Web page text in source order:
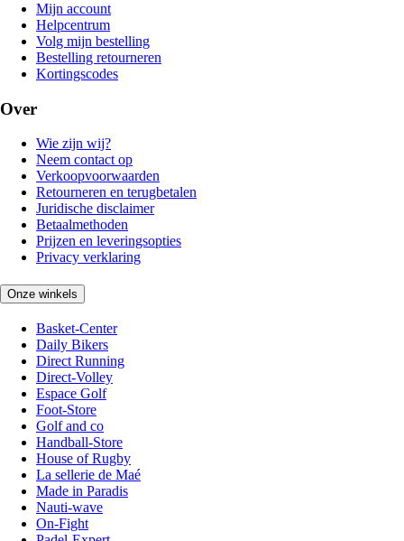
Mijn account
Helpcentrum
Volg mijn bestelling
Bestelling retourneren
Kortingscodes
Over
Wie zijn wij?
Neem contact op
Verkoopvoorwaarden
Retourneren en terugbetalen
Juridische disclaimer
Betaalmethoden
Prijzen en leveringsopties
Privacy verklaring
Onze winkels
Basket-Center
Daily Bikers
Direct Running
Direct-Volley
Espace Golf
Foot-Store
Golf and co
Handball-Store
House of Rugby
La sellerie de Maé
Made in Paradis
Nauti-wave
On-Fight